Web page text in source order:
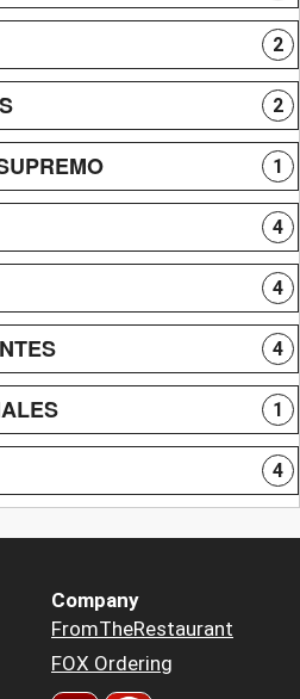
2
2
1
4
4
4
1
4
Company
FromTheRestaurant
FOX Ordering